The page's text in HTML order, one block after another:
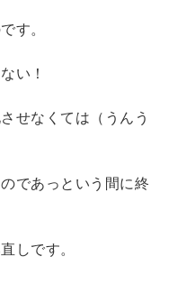
す。
い！
せなくては（うんう
であっという間に終
しです。